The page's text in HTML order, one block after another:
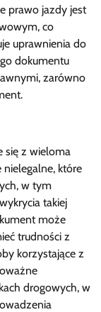
prawo jazdy jest
co
uprawnienia do
dokumentu
zarówno
się z wieloma
nielegalne, które
w tym
takiej
może
trudności z
korzystające z
drogowych, w